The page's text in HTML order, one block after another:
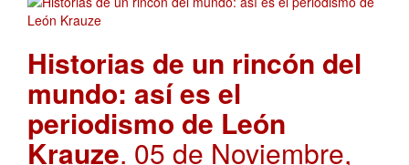
Historias de un rincón del
mundo: así es el
periodismo de León
Krauze. 05 de Noviembre,